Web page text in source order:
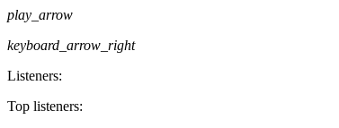
play_arrow
keyboard_arrow_right
Listeners:
Top listeners: